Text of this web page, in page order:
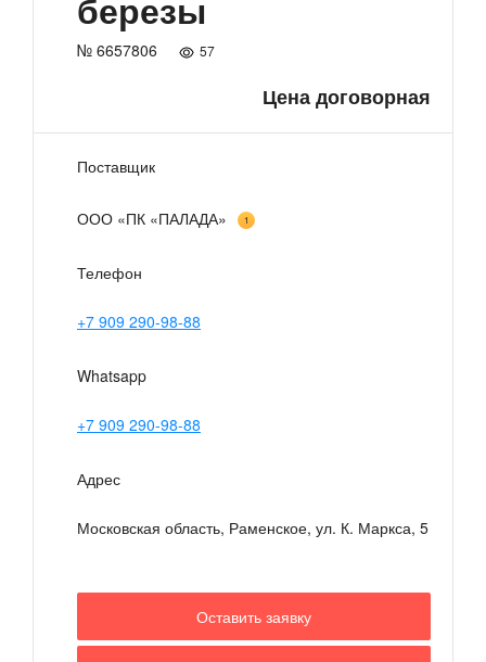
№ 6657806 57
Цена договорная
Поставщик
ООО «ПК «ПАЛАДА» 1
Телефон
+7 909 290-98-88
Whatsapp
+7 909 290-98-88
Адрес
Московская область, Раменское, ул. К. Маркса, 5
Оставить заявку